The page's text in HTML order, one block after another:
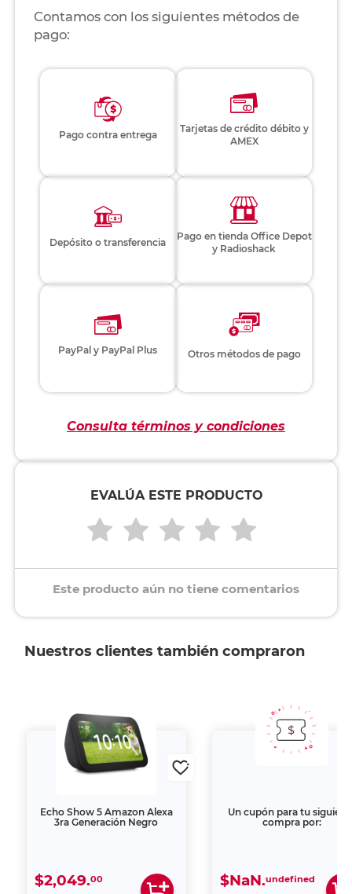
Contamos con los siguientes métodos de
pago:
Pago contra entrega
Tarjetas de crédito débito y
AMEX
Depósito o transferencia
Pago en tienda Office Depot
y Radioshack
PayPal y PayPal Plus Otros métodos de pago
Consulta términos y condiciones
EVALÚA ESTE PRODUCTO
Este producto aún no tiene comentarios
Nuestros clientes también compraron
Echo Show 5 Amazon Alexa
3ra Generación Negro
$2,049.00
Un cupón para tu
compra por:
$NaN.undefined